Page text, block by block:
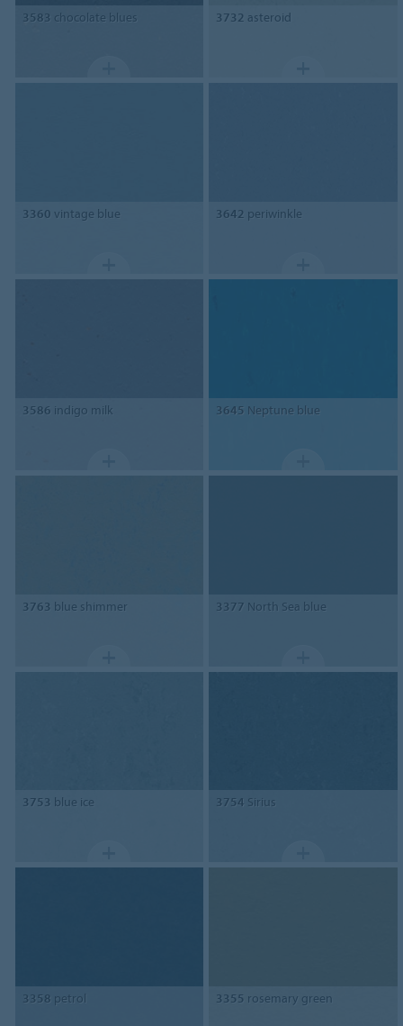
3583 chocolate blues 3732 asteroid
3360 vintage blue 3642 periwinkle
3586 indigo milk 3645 Neptune blue
3763 blue shimmer 3377 North Sea blue
3753 blue ice 3754 Sirius
3358 petrol 3355 rosemary green